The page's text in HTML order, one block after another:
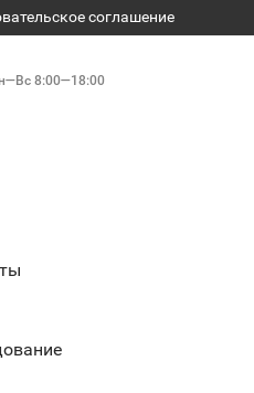
соглашение
8:00—18:00